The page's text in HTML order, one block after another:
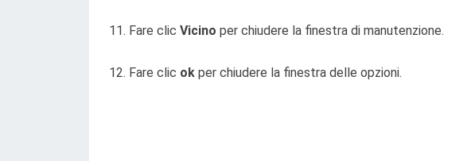
11. Fare clic Vicino per chiudere la finestra di manutenzione.
12. Fare clic ok per chiudere la finestra delle opzioni.